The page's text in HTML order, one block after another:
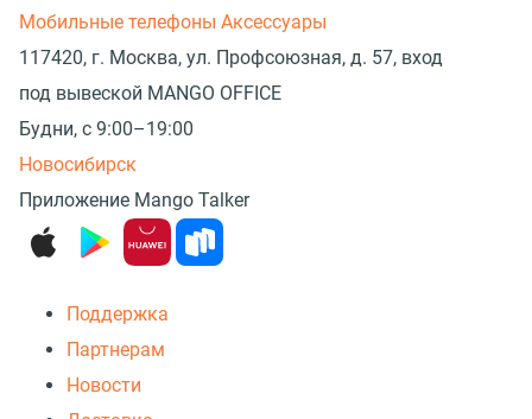
Мобильные телефоны Аксессуары
117420, г. Москва, ул. Профсоюзная, д. 57, вход
под вывеской MANGO OFFICE
Будни, с 9:00–19:00
Новосибирск
Приложение Mango Talker
Поддержка
Партнерам
Новости